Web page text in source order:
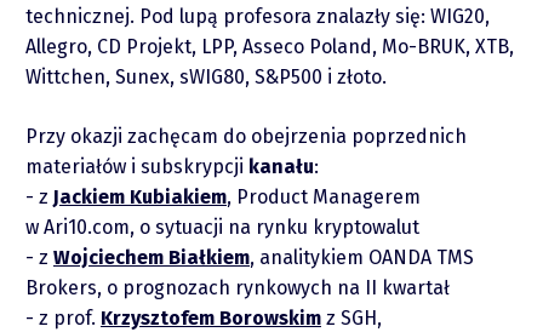
O mnie
Zastrzeżenie
Współpraca
Wsparcie
technicznej. Pod lupą profesora znalazły się: WIG20,
Allegro, CD Projekt, LPP, Asseco Poland, Mo-BRUK, XTB,
Wittchen, Sunex, sWIG80, S&P500 i złoto.
Przy okazji zachęcam do obejrzenia poprzednich
materiałów i subskrypcji kanału:
z Jackiem Kubiakiem, Product Managerem
w Ari10.com, o sytuacji na rynku kryptowalut
z Wojciechem Białkiem, analitykiem OANDA TMS
Brokers, o prognozach rynkowych na II kwartał
z prof. Krzysztofem Borowskim z SGH,